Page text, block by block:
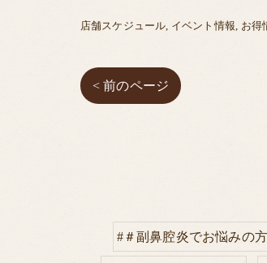
店舗スケジュール イベント情報 お得
< 前のページ
#＃副鼻腔炎でお悩みの方